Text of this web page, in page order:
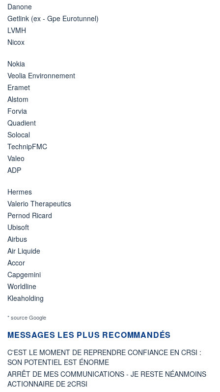
Danone
Getlink (ex - Gpe Eurotunnel)
LVMH
Nicox
Nokia
Veolia Environnement
Eramet
Alstom
Forvia
Quadient
Solocal
TechnipFMC
Valeo
ADP
Hermes
Valerio Therapeutics
Pernod Ricard
Ubisoft
Airbus
Air Liquide
Accor
Capgemini
Worldline
Kleaholding
* source Google
MESSAGES LES PLUS RECOMMANDÉS
C'EST LE MOMENT DE REPRENDRE CONFIANCE EN CRSI :
SON POTENTIEL EST ÉNORME
ARRÊT DE MES COMMUNICATIONS - JE RESTE NÉANMOINS
ACTIONNAIRE DE 2CRSI